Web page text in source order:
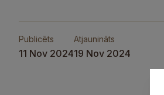
Publicēts
11 Nov 2024
Atjaunināts
19 Nov 2024